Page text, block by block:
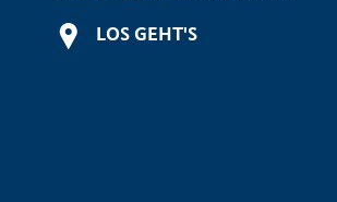
LOS GEHT'S